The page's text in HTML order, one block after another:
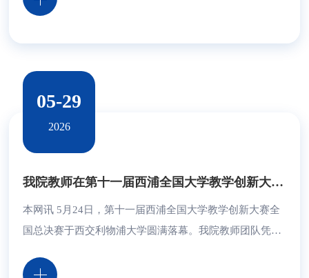
上，青年教师代表结合日常教学与个人发展实际，分享工
表立足教学与学科建设实践，重点围绕产教融合...
05-29
2026
我院教师在第十一届西浦全国大学教学创新大赛中获二等奖1项三等奖2项
本网讯 5月24日，第十一届西浦全国大学教学创新大赛全
国总决赛于西交利物浦大学圆满落幕。我院教师团队凭借
凭借扎实的教师培养工作，获评“教师发展优秀奖”。智慧